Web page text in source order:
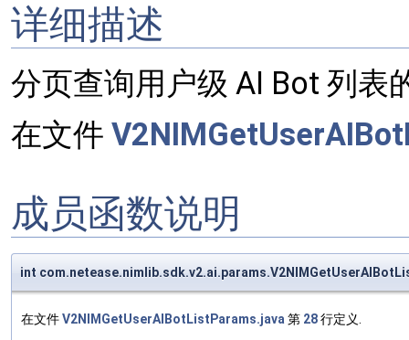
详细描述
分页查询用户级 AI Bot 列表
在文件
成员函数说明
int
在文件V2NIMGetUserAIBotListParams.java第 28行定义.